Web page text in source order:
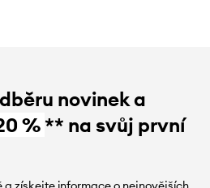
novinek a
%** na svůj první